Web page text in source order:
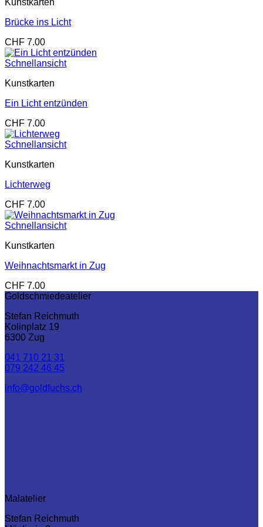
Kunstkarten
Brücke ins Licht
CHF 7.00
Schnellansicht
Kunstkarten
Ein Licht entzünden
CHF 7.00
Schnellansicht
Kunstkarten
Lichterweg
CHF 7.00
Schnellansicht
Kunstkarten
Weihnachtsmarkt in Zug
CHF 7.00
Goldschmiedeatelier
Stefan Reichmuth
Kolinplatz 19
6300 Zug
041 710 21 31
079 242 46 45
info@goldfuchs.ch
Mal­­atelier
Stefan Reichmuth